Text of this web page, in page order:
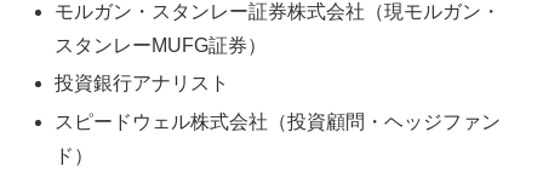
モルガン・スタンレー証券株式会社（現モルガン・
スタンレーMUFG証券）
投資銀行アナリスト
スピードウェル株式会社（投資顧問・ヘッジファン
ド）